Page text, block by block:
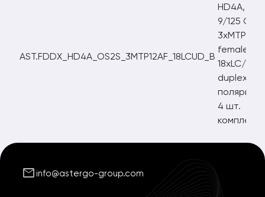
AST.FDDX_HD4A_OS2S_3MTP12AF_18LCUD_B
HD4A, OS2
9/125
3xMTP12/
female,
18xLC/UPC
duplex,
4 шт.
комплект
mail info@astergo-group.com